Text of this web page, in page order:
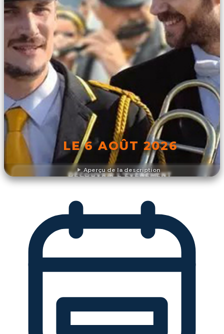
Aperçu de la description
LE 6 AOÛT 2026
DÉCOUVRIR L'ÉVÉNEMENT